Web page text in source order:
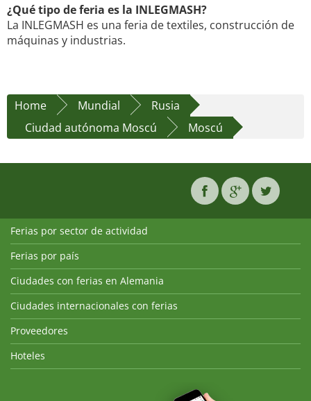
¿Qué tipo de feria es la INLEGMASH?
La INLEGMASH es una feria de textiles, construcción de
máquinas y industrias.
Home Mundial
Rusia
Ciudad autónoma Moscú
Moscú
Ferias por sector de actividad
Ferias por país
Ciudades con ferias en Alemania
Ciudades internacionales con ferias
Proveedores
Hoteles